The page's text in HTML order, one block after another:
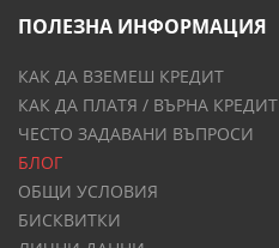
ПОЛЕЗНА ИНФОРМАЦИЯ
КАК ДА ВЗЕМЕШ КРЕДИТ
КАК ДА ПЛАТЯ / ВЪРНА КРЕДИТ
ЧЕСТО ЗАДАВАНИ ВЪПРОСИ
БЛОГ
ОБЩИ УСЛОВИЯ
БИСКВИТКИ